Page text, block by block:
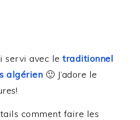
servi avec letraditionnel
algérien 🙂 J’adore le
comment faire les